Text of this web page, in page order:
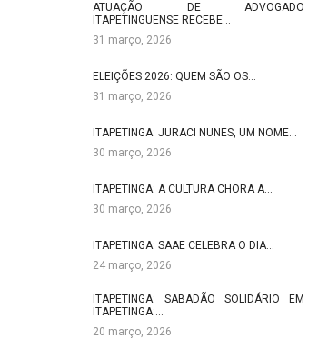
ATUAÇÃO DE ADVOGADO
ITAPETINGUENSE RECEBE…
31 março, 2026
ELEIÇÕES 2026: QUEM SÃO OS…
31 março, 2026
ITAPETINGA: JURACI NUNES, UM NOME…
30 março, 2026
ITAPETINGA: A CULTURA CHORA A…
30 março, 2026
ITAPETINGA: SAAE CELEBRA O DIA…
24 março, 2026
ITAPETINGA: SABADÃO SOLIDÁRIO EM
ITAPETINGA:…
20 março, 2026